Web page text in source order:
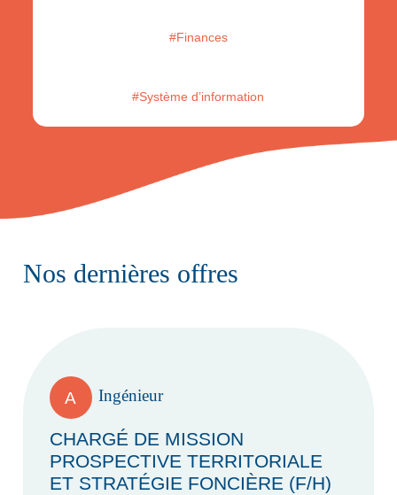
#Finances
#Système d’information
Nos dernières offres
A Ingénieur
CHARGÉ DE MISSION
PROSPECTIVE TERRITORIALE
ET STRATÉGIE FONCIÈRE (F/H)